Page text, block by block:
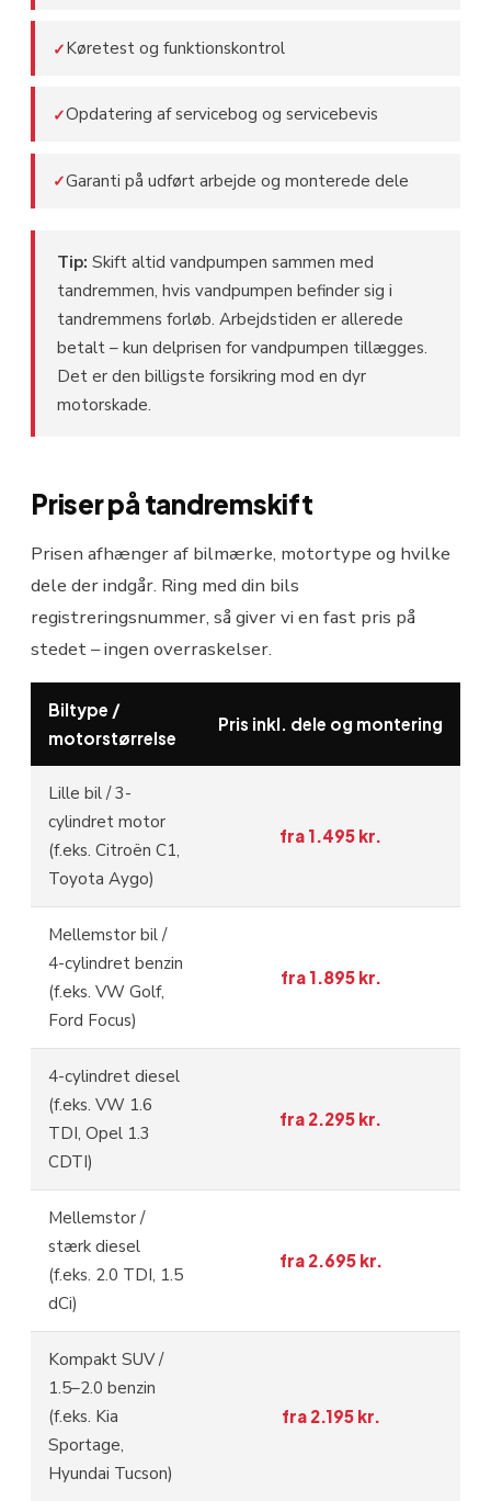
✓Køretest og funktionskontrol
✓Opdatering af servicebog og servicebevis
✓Garanti på udført arbejde og monterede dele
Tip: Skift altid vandpumpen sammen med
tandremmen, hvis vandpumpen befinder sig i
tandremmens forløb. Arbejdstiden er allerede
betalt – kun delprisen for vandpumpen tillægges.
Det er den billigste forsikring mod en dyr
motorskade.
Priser på tandremskift
Prisen afhænger af bilmærke, motortype og hvilke
dele der indgår. Ring med din bils
registreringsnummer, så giver vi en fast pris på
stedet – ingen overraskelser.
Biltype /
motorstørrelse
Pris inkl. dele og montering
Lille bil / 3-
cylindret motor
(f.eks. Citroën C1,
Toyota Aygo)
fra 1.495 kr.
Mellemstor bil /
4-cylindret benzin
(f.eks. VW Golf,
Ford Focus)
fra 1.895 kr.
4-cylindret diesel
(f.eks. VW 1.6
TDI, Opel 1.3
CDTI)
fra 2.295 kr.
Mellemstor /
stærk diesel
(f.eks. 2.0 TDI, 1.5
dCi)
fra 2.695 kr.
Kompakt SUV /
1.5–2.0 benzin
(f.eks. Kia
Sportage,
Hyundai Tucson)
fra 2.195 kr.